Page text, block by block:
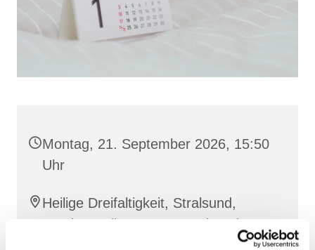
Montag, 21. September 2026, 15:50
Uhr
Heilige Dreifaltigkeit, Stralsund,
Frankenwall 7, 18439 Stralsund